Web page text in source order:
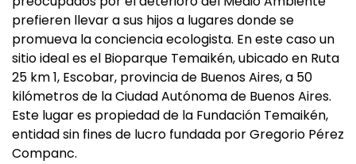
prefieren llevar a sus hijos a lugares donde se
promueva la conciencia ecologista. En este caso un
sitio ideal es el Bioparque Temaikén, ubicado en Ruta
25 km 1, Escobar, provincia de Buenos Aires, a 50
kilómetros de la Ciudad Autónoma de Buenos Aires.
Este lugar es propiedad de la Fundación Temaikén,
entidad sin fines de lucro fundada por Gregorio Pérez
Companc.